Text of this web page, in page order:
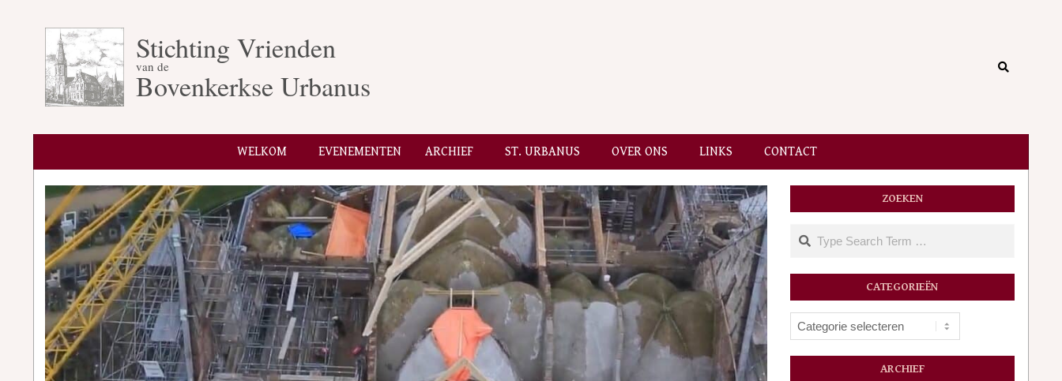
Stichting Vrienden
van de
Bovenkerkse Urbanus
Search
Secondary
Menu
WELKOM EVENEMENTEN ARCHIEF ST. URBANUS OVER ONS LINKS CONTACT
ZOEKEN
Search
CATEGORIEËN
Categorieën
ARCHIEF